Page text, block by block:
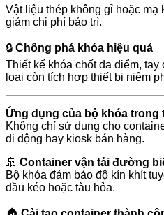
Vật liệu thép không gỉ hoặc
giảm chi phí bảo trì.
🔒 Chống phá khóa hiệu quả
Thiết kế khóa chốt đa điểm,
loại còn tích hợp thiết bị niêm
Ứng dụng của bộ khóa trong
Không chỉ sử dụng cho
di động hay kiosk bán hàng.
🚢 Container vận tải đường
Bộ khóa đảm bảo độ kín khít
đầu kéo hoặc tàu hỏa.